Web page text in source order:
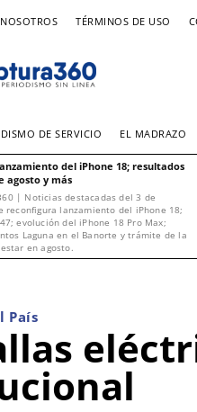
TÉRMINOS DE USO
DE SERVICIO EL MADRAZO
del iPhone 18; resultados
agosto y más
| Noticias destacadas del 3 de
reconfigura lanzamiento del iPhone 18;
evolución del iPhone 18 Pro Max;
Laguna en el Banorte y trámite de la
en agosto.
País